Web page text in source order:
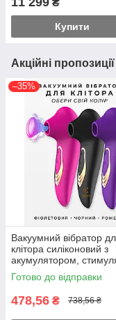
Купити
Акційні
–35%
Вакуумний вібратор
клітора силіконовий з
акумулятором,
клітора без дотику,
іграшка жіноча, 3
Готово до відправки
478,56 ₴ 738,56 ₴